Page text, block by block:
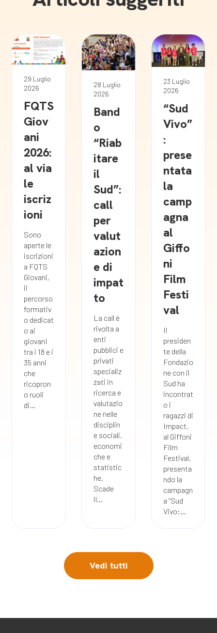
29 Luglio
2026
FQTS
Giov
ani
2026:
al via
le
iscriz
ioni
Sono
aperte le
iscrizioni
a FQTS
Giovani,
il
percorso
formativ
o dedicat
o ai
giovanI
tra i 18 e i
35 anni
che
ricopron
o ruoli
di...
28 Luglio
2026
Band
o
“Riab
itare
il
Sud”:
call
per
valut
azion
e di
impat
to
La call è
rivolta a
enti
pubblici e
privati
specializ
zati in
ricerca e
valutazio
ne nelle
disciplin
e sociali,
economi
che e
statistic
he.
Scade
il...
23 Luglio
2026
“Sud
Vivo”
:
prese
ntata
la
camp
agna
al
Giffo
ni
Film
Festi
val
Il
presiden
te della
Fondazio
ne con il
Sud ha
incontrat
o i
ragazzi di
Impact,
al Giffoni
Film
Festival,
presenta
ndo la
campagn
a “Sud
Vivo:...
Vedi tutti